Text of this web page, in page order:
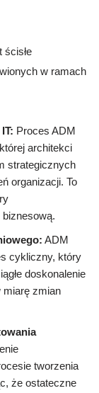
w ramach
Proces ADM
architekci
strategicznych
organizacji. To
biznesową.
ADM
cykliczny, który
doskonalenie
miarę zmian
tworzenia
że ostateczne